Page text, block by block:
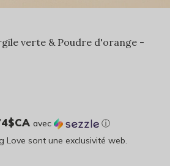
verte & Poudre d'orange -
avec
ⓘ
Love sont une exclusivité web.